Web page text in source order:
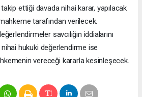
ettiği davada nihai karar, yapılacak
tarafından verilecek.
savcılığın iddialarını
hukuki değerlendirme ise
vereceği kararla kesinleşecek.